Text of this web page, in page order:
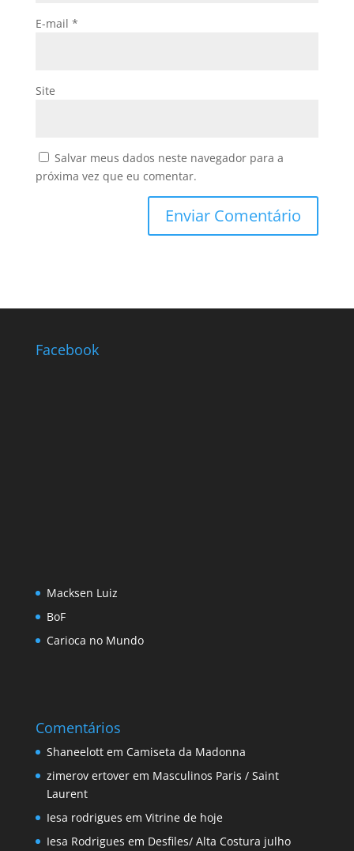
E-mail *
Site
Salvar meus dados neste navegador para a
próxima vez que eu comentar.
Facebook
Macksen Luiz
BoF
Carioca no Mundo
Comentários
Shaneelottem Camiseta da Madonna
zimerov ertoverem Masculinos Paris / Saint
Laurent
Iesa rodrigues em Vitrine de hoje
Iesa Rodrigues em Desfiles/ Alta Costura julho